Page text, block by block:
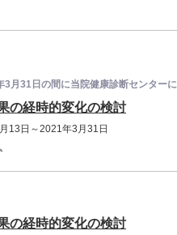
月31日の間に当院健康診断センター
の経時的変化の検討
13日～2021年3月31日
の経時的変化の検討